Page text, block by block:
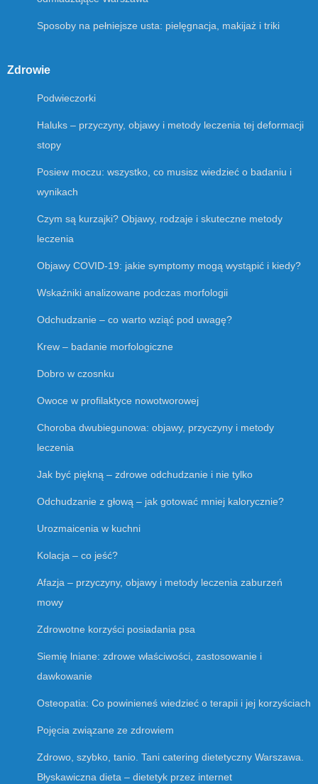
Sposoby na pełniejsze usta: pielęgnacja, makijaż i triki
Zdrowie
Podwieczorki
Haluks – przyczyny, objawy i metody leczenia tej deformacji
stopy
Posiew moczu: wszystko, co musisz wiedzieć o badaniu i
wynikach
Czym są kurzajki? Objawy, rodzaje i skuteczne metody
leczenia
Objawy COVID-19: jakie symptomy mogą wystąpić i kiedy?
Wskaźniki analizowane podczas morfologii
Odchudzanie – co warto wziąć pod uwagę?
Krew – badanie morfologiczne
Dobro w czosnku
Owoce w profilaktyce nowotworowej
Choroba dwubiegunowa: objawy, przyczyny i metody
leczenia
Jak być piękną – zdrowe odchudzanie i nie tylko
Odchudzanie z głową – jak gotować mniej kalorycznie?
Urozmaicenia w kuchni
Kolacja – co jeść?
Afazja – przyczyny, objawy i metody leczenia zaburzeń
mowy
Zdrowotne korzyści posiadania psa
Siemię lniane: zdrowe właściwości, zastosowanie i
dawkowanie
Osteopatia: Co powinieneś wiedzieć o terapii i jej korzyściach
Pojęcia związane ze zdrowiem
Zdrowo, szybko, tanio. Tani catering dietetyczny Warszawa.
Błyskawiczna dieta – dietetyk przez internet